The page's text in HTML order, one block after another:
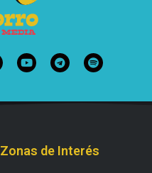
Zonas de Interés